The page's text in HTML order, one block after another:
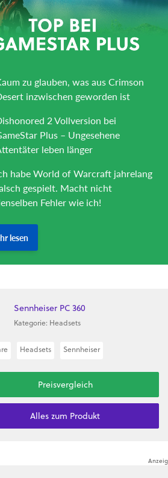
Sennheiser PC 360
Kategorie: Headsets
Headsets Sennheiser
Preisvergleich
Alles zum Produkt